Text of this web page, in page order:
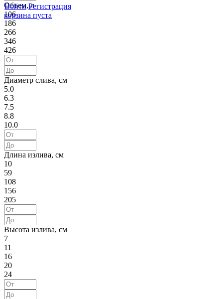
Войти Регистрация
корзина пуста
Объем, л
106
186
266
346
426
Диаметр слива, см
5.0
6.3
7.5
8.8
10.0
Длина излива, см
10
59
108
156
205
Высота излива, см
7
11
16
20
24